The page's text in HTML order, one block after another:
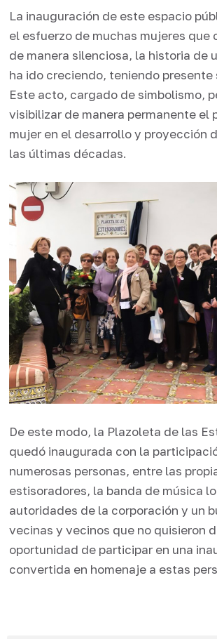
La inauguración de este espacio
el esfuerzo de muchas mujeres que
de manera silenciosa, la historia de
ha ido creciendo, teniendo presente
Este acto, cargado de simbolismo,
visibilizar de manera permanente el
mujer en el desarrollo y proyección
las últimas décadas.
De este modo, la Plazoleta de las
quedó inaugurada con la
numerosas personas, entre las
estisoradores, la banda de música
autoridades de la corporación y un
vecinas y vecinos que no quisieron
oportunidad de participar en una
convertida en homenaje a estas